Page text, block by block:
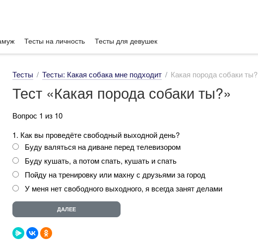
Тесты на личность Тесты для девушек
Тесты Тесты: Какая собака мне подходит Какая порода собаки ты?
Тест «Какая порода собаки ты?»
Вопрос 1 из 10
1. Как вы проведёте свободный выходной день?
Буду валяться на диване перед телевизором
Буду кушать, а потом спать, кушать и спать
Пойду на тренировку или махну с друзьями за город
У меня нет свободного выходного, я всегда занят делами